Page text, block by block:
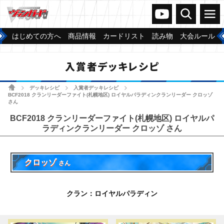
ヴァンガードch
検索 メニュー
はじめての方へ 商品情報 カードリスト 読み物 大会ルール
入賞者デッキレシピ
ホームデッキレシピ 入賞者デッキレシピ
BCF2018 クランリーダーファイト(札幌地区) ロイヤルパラディンクランリーダー クロッゾ
さん
BCF2018 クランリーダーファイト(札幌地区) ロイヤルパ
ラディンクランリーダー クロッゾ さん
クロッゾ さん
クラン：ロイヤルパラディン